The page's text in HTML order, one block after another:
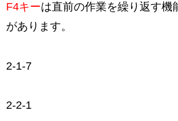
F4キーは直前の作業を繰り返す機
があります。
2-1-7
2-2-1